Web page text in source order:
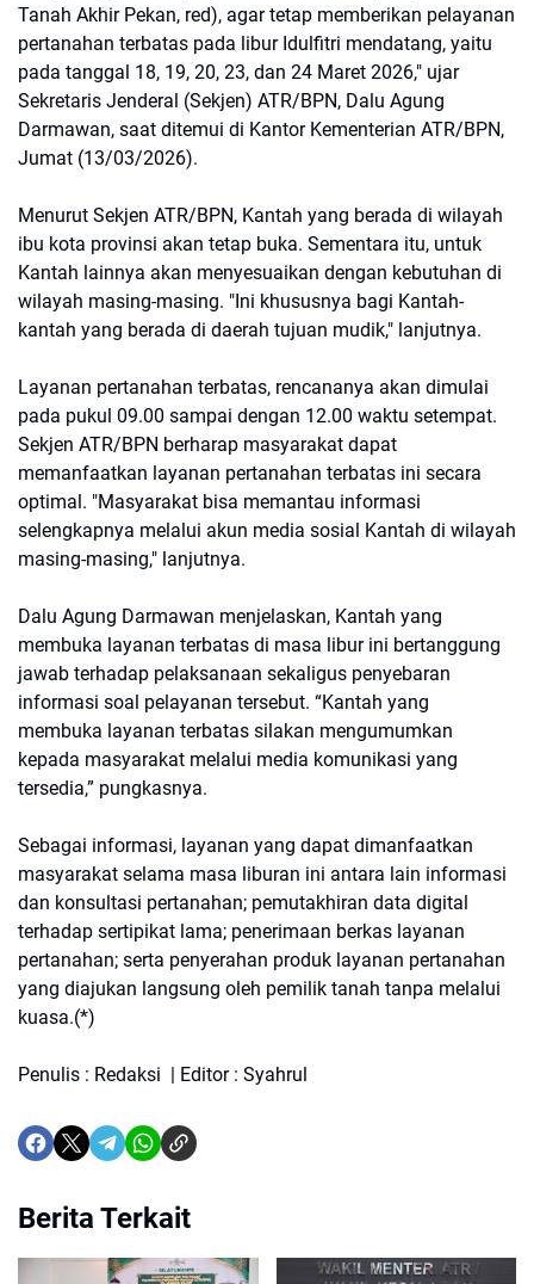
Tanah Akhir Pekan, red), agar tetap memberikan pelayanan
pertanahan terbatas pada libur Idulfitri mendatang, yaitu
pada tanggal 18, 19, 20, 23, dan 24 Maret 2026," ujar
Sekretaris Jenderal (Sekjen) ATR/BPN, Dalu Agung
Darmawan, saat ditemui di Kantor Kementerian ATR/BPN,
Jumat (13/03/2026).
Menurut Sekjen ATR/BPN, Kantah yang berada di wilayah
ibu kota provinsi akan tetap buka. Sementara itu, untuk
Kantah lainnya akan menyesuaikan dengan kebutuhan di
wilayah masing-masing. "Ini khususnya bagi Kantah-
kantah yang berada di daerah tujuan mudik," lanjutnya.
Layanan pertanahan terbatas, rencananya akan dimulai
pada pukul 09.00 sampai dengan 12.00 waktu setempat.
Sekjen ATR/BPN berharap masyarakat dapat
memanfaatkan layanan pertanahan terbatas ini secara
optimal. "Masyarakat bisa memantau informasi
selengkapnya melalui akun media sosial Kantah di wilayah
masing-masing," lanjutnya.
Dalu Agung Darmawan menjelaskan, Kantah yang
membuka layanan terbatas di masa libur ini bertanggung
jawab terhadap pelaksanaan sekaligus penyebaran
informasi soal pelayanan tersebut. “Kantah yang
membuka layanan terbatas silakan mengumumkan
kepada masyarakat melalui media komunikasi yang
tersedia,” pungkasnya.
Sebagai informasi, layanan yang dapat dimanfaatkan
masyarakat selama masa liburan ini antara lain informasi
dan konsultasi pertanahan; pemutakhiran data digital
terhadap sertipikat lama; penerimaan berkas layanan
pertanahan; serta penyerahan produk layanan pertanahan
yang diajukan langsung oleh pemilik tanah tanpa melalui
kuasa.(*)
Penulis : Redaksi | Editor : Syahrul
Berita Terkait